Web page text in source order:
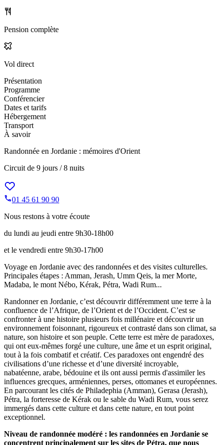
Pension complète
Vol direct
Présentation
Programme
Conférencier
Dates et tarifs
Hébergement
Transport
À savoir
Randonnée en Jordanie : mémoires d'Orient
Circuit de 9 jours / 8 nuits
01 45 61 90 90
Nous restons à votre écoute
du lundi au jeudi entre 9h30-18h00
et le vendredi entre 9h30-17h00
Voyage en Jordanie avec des randonnées et des visites culturelles.
Principales étapes : Amman, Jerash, Umm Qeis, la mer Morte,
Madaba, le mont Nébo, Kérak, Pétra, Wadi Rum...
Randonner en Jordanie, c’est découvrir différemment une terre à la
confluence de l’Afrique, de l’Orient et de l’Occident. C’est se
confronter à une histoire plusieurs fois millénaire et découvrir un
environnement foisonnant, rigoureux et contrasté dans son climat, sa
nature, son histoire et son peuple. Cette terre est mère de paradoxes,
qui ont eux-mêmes forgé une culture, une âme et un esprit original,
tout à la fois combatif et créatif. Ces paradoxes ont engendré des
civilisations d’une richesse et d’une diversité incroyable,
nabatéenne, arabe, bédouine et ils ont aussi permis d'assimiler les
influences grecques, arméniennes, perses, ottomanes et européennes.
En parcourant les cités de Philadephia (Amman), Gerasa (Jerash),
Pétra, la forteresse de Kérak ou le sable du Wadi Rum, vous serez
immergés dans cette culture et dans cette nature, en tout point
exceptionnel.
Niveau de randonnée modéré : les randonnées en Jordanie se
concentrent principalement sur les sites de Pétra, que nous